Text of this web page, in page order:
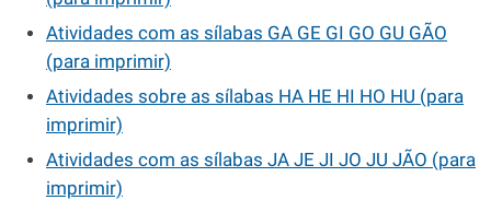
Atividades com as sílabas GA GE GI GO GU GÃO
(para imprimir)
Atividades sobre as sílabas HA HE HI HO HU (para
imprimir)
Atividades com as sílabas JA JE JI JO JU JÃO (para
imprimir)